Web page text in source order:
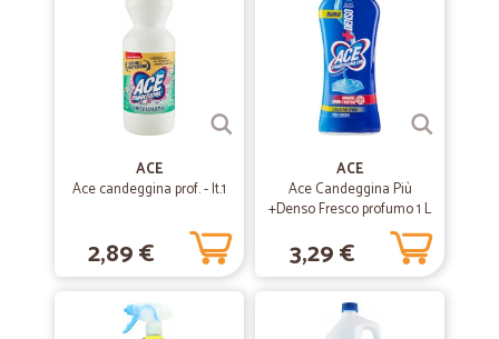
ACE
Ace candeggina prof. - lt.1
2,89 €
ACE
Ace Candeggina Più
+Denso Fresco profumo 1 L
3,29 €